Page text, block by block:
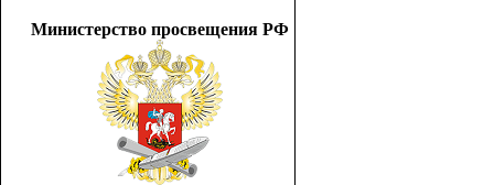
Министерство просвещения РФ